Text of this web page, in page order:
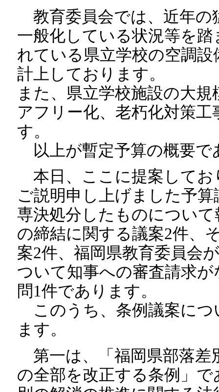
教育委員会では、近年の
一般化している状況等を
れている県立学校の空調
計上しております。
また、県立学校施設の大
アフリー化、老朽化対策
す。
以上が暫定予算の概要で
本日、ここに提案してお
ご説明申し上げました予
専決処分したものについ
の締結に関する議案2件、
案2件、福岡県教育委員会
ついて知事への審査請求
問1件であります。
このうち、条例議案につ
ます。
第一は、「福岡県部落差
の全部を改正する条例」